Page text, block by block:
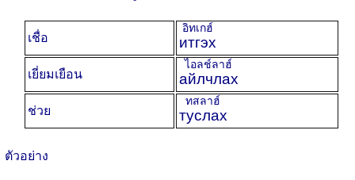
เชื่อ итгэх
อิทเกฮ์
เยี่ยมเยือน айлчлах
ไอลช์ลาฮ์
ช่วย туслах
ทสลาฮ์
ตัวอย่าง